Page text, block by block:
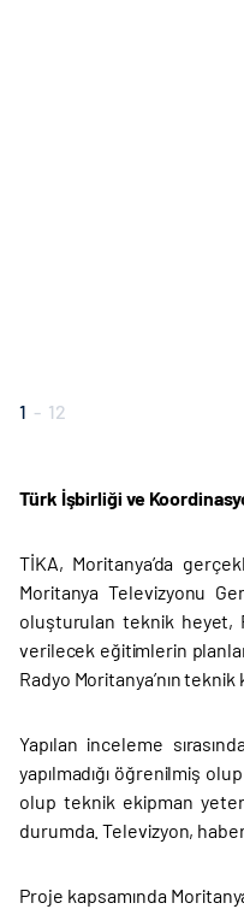
1 - 12
Türk İşbirliği ve
TİKA, Moritanya’da
Moritanya Televizyonu
oluşturulan teknik heyet,
verilecek eğitimlerin
Radyo Moritanya’nın
Yapılan inceleme
yapılmadığı öğrenilmiş
olup teknik ekipman
durumda. Televizyon,
Proje kapsamında